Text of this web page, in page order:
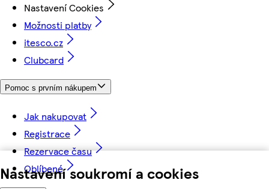
Nastavení soukromí a cookies
Nastavení Cookies
Možnosti platby
itesco.cz
Clubcard
Pomoc s prvním nákupem
Jak nakupovat
Registrace
Rezervace času
Oblíbené